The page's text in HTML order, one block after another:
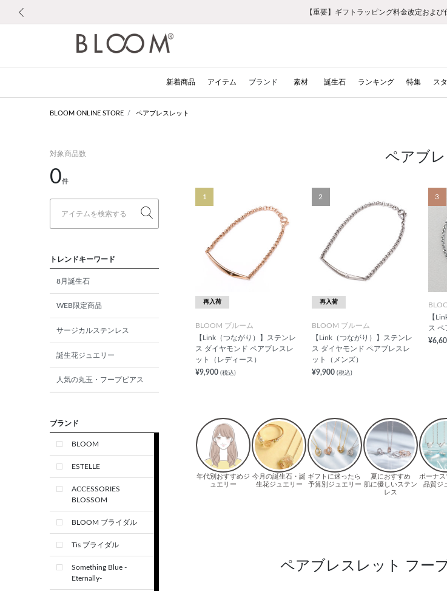
お修理・アフターサービスの
【重要】令和８年熊本地震に伴う集配
【重要】ギフトラッピング料金改定およ
【重要】夏季休業の営業につい
税込5,500円以上で送料無料｜最短24
新規会員登録で1000ポイントプ
新規LINE友だち登録で500円クーポ
会員限定！レビュー投稿で100ポイ
お修理・アフターサービスの
【重要】令和８年熊本地震に伴う集配
新着商品 アイテム ブランド 素材 誕生石 ランキング 特集 ス
BLOOM ONLINE STORE ペアブレスレット
対象商品数
0件
トレンドキーワード
8月誕生石
WEB限定商品
サージカルステンレス
誕生花ジュエリー
人気の丸玉・フープピアス
ブランド
BLOOM
ESTELLE
ACCESSORIES
BLOSSOM
BLOOM ブライダル
Tis ブライダル
Something Blue -
Eternally-
ペアブ
1
再入荷
BLOOM ブルーム
【Link（つながり）】ステンレ
ス ダイヤモンド ペアブレスレ
ット（レディース）
¥9,900 (税込)
2
再入荷
BLOOM ブルーム
【Link（つながり）】ステンレ
ス ダイヤモンド ペアブレスレ
ット（メンズ）
¥9,900 (税込)
3
【
ス ペ
ペアブレスレット フー